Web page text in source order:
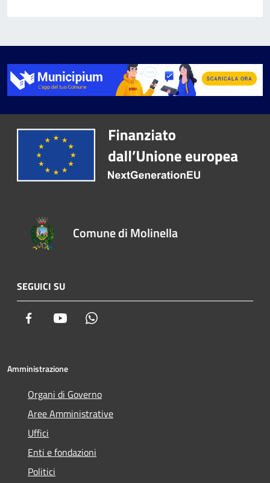
Comune di Molinella
SEGUICI SU
Facebook Youtube
Amministrazione
Organi di Governo
Aree Amministrative
Uffici
Enti e fondazioni
Politici